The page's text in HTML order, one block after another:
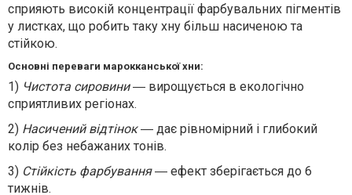
сприяють високій концентрації фарбувальних пігментів
у листках, що робить таку хну більш насиченою та
стійкою.
Основні переваги марокканської хни:
1) Чистота сировини― вирощується в екологічно
сприятливих регіонах.
2) Насичений відтінок― дає рівномірний і глибокий
колір без небажаних тонів.
3) Стійкість фарбування― ефект зберігається до 6
тижнів.